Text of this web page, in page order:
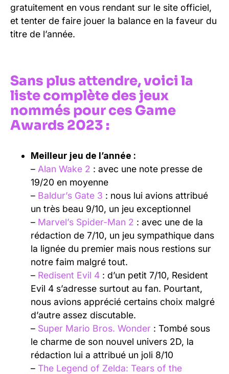
gratuitement en vous rendant sur le site officiel,
et tenter de faire jouer la balance en la faveur du
titre de l’année.
Sans plus attendre, voici la
liste complète des jeux
nommés pour ces Game
Awards 2023 :
Meilleur jeu de l’année :
– Alan Wake 2 : avec une note presse de
19/20 en moyenne
– Baldur’s Gate 3 : nous lui avions attribué
un très beau 9/10, un jeu exceptionnel
– Marvel’s Spider-Man 2 : avec une de la
rédaction de 7/10, un jeu sympathique dans
la lignée du premier mais nous restions sur
notre faim malgré tout.
– Redisent Evil 4 : d’un petit 7/10, Resident
Evil 4 s’adresse surtout au fan. Pourtant,
nous avions apprécié certains choix malgré
d’autre assez discutable.
– Super Mario Bros. Wonder : Tombé sous
le charme de son nouvel univers 2D, la
rédaction lui a attribué un joli 8/10
– The Legend of Zelda: Tears of the